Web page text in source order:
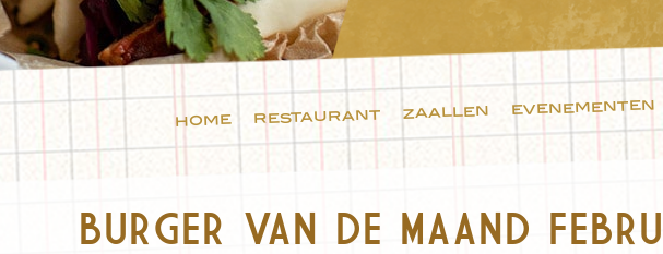
home restaurant zaallen evenementen
BURGER VAN DE MAAND